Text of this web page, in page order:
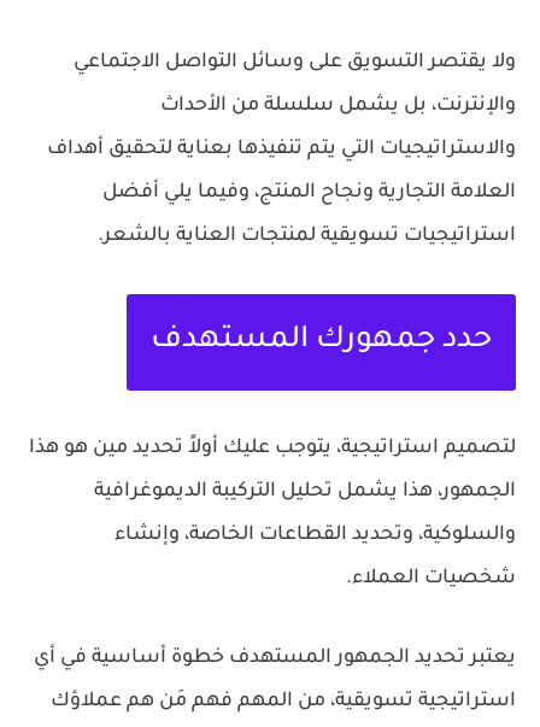
ولا يقتصر التسويق على وسائل التواصل الاجتماعي
والإنترنت، بل يشمل سلسلة من الأحداث
والاستراتيجيات التي يتم تنفيذها بعناية لتحقيق أهداف
العلامة التجارية ونجاح المنتج، وفيما يلي أفضل
استراتيجيات تسويقية لمنتجات العناية بالشعر.
حدد جمهورك المستهدف
لتصميم استراتيجية، يتوجب عليك أولاً تحديد مين هو هذا
الجمهور، هذا يشمل تحليل التركيبة الديموغرافية
والسلوكية، وتحديد القطاعات الخاصة، وإنشاء
شخصيات العملاء.
يعتبر تحديد الجمهور المستهدف خطوة أساسية في أي
استراتيجية تسويقية، من المهم فهم مَن هم عملاؤك